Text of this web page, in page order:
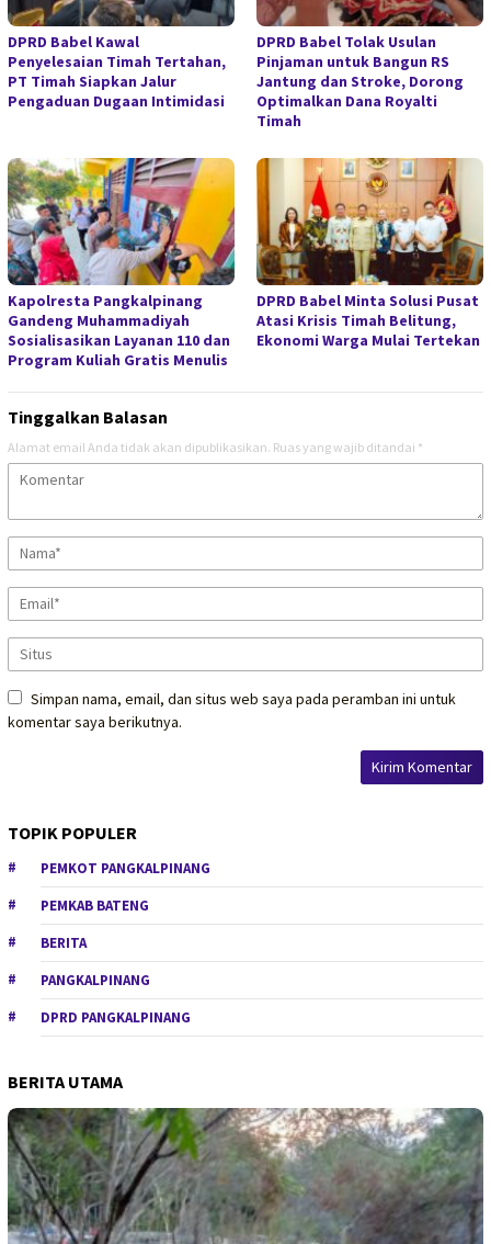
DPRD Babel Kawal
Penyelesaian Timah Tertahan,
PT Timah Siapkan Jalur
Pengaduan Dugaan Intimidasi
DPRD Babel Tolak Usulan
Pinjaman untuk Bangun RS
Jantung dan Stroke, Dorong
Optimalkan Dana Royalti
Timah
Kapolresta Pangkalpinang
Gandeng Muhammadiyah
Sosialisasikan Layanan 110 dan
Program Kuliah Gratis Menulis
DPRD Babel Minta Solusi Pusat
Atasi Krisis Timah Belitung,
Ekonomi Warga Mulai Tertekan
Tinggalkan Balasan
Alamat email Anda tidak akan dipublikasikan. Ruas yang wajib ditandai *
Simpan nama, email, dan situs web saya pada peramban ini untuk
komentar saya berikutnya.
TOPIK POPULER
PEMKOT PANGKALPINANG
PEMKAB BATENG
BERITA
PANGKALPINANG
DPRD PANGKALPINANG
BERITA UTAMA